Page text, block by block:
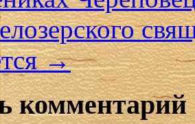
→
комментарий